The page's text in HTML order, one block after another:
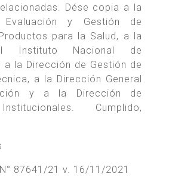
Dése copia a la
y Gestión de
para la Salud, a la
Instituto Nacional de
a la Dirección de Gestión de
a la Dirección General
y a la Dirección de
Cumplido,
87641/21 v. 16/11/2021